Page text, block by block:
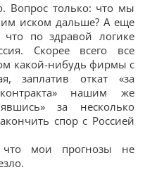
Вопрос только: что мы
иском дальше? А еще
по здравой логике
Скорее всего все
какой-нибудь фирмы с
заплатив откат «за
нашим же
за несколько
спор с Россией
что мои прогнозы не